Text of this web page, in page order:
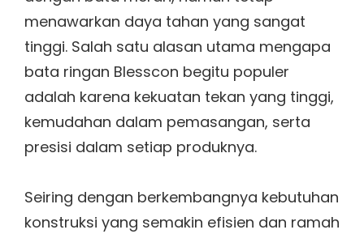
menawarkan daya tahan yang sangat
tinggi. Salah satu alasan utama mengapa
bata ringan Blesscon begitu populer
adalah karena kekuatan tekan yang tinggi,
kemudahan dalam pemasangan, serta
presisi dalam setiap produknya.
Seiring dengan berkembangnya kebutuhan
konstruksi yang semakin efisien dan ramah